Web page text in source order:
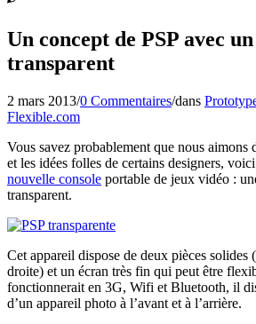
Un concept de PSP avec
transparent
2 mars 2013/0 Commentaires/dans
Flexible.com
Vous savez probablement que nous aimons
et les idées folles de certains designers,
nouvelle console portable de jeux vidéo :
transparent.
Cet appareil dispose de deux pièces solides
droite) et un écran très fin qui peut être
fonctionnerait en 3G, Wifi et Bluetooth, il
d’un appareil photo à l’avant et à l’arrière.